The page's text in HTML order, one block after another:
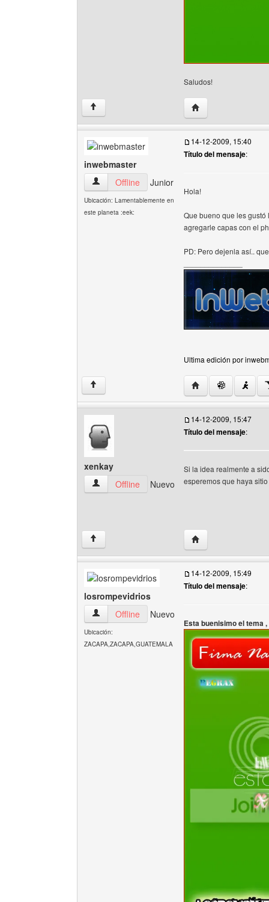
Saludos!
↑ Visitar sitio web del
inwebmaster
inwebmaster Ver perfil del usuario
Offline Junior
Ubicación: Lamentablemente en
este planeta :eek:
14-12-2009, 15:40
Título del mensaje:
Hola!
Que bueno que les
agregarle capas con el
PD: Pero dejenla así..
Ultima edición por
↑ Visitar sitio web del
xenkay
xenkay Ver perfil del usuario
Offline Nuevo
14-12-2009, 15:47
Título del mensaje:
Si la idea realmente a
esperemos que haya
↑ Visitar sitio web del
losrompevidrios
losrompevidrios Ver perfil del usuario
Offline Nuevo
Ubicación:
ZACAPA,ZACAPA,GUATEMALA
14-12-2009, 15:49
Título del mensaje:
Esta buenisimo el tema